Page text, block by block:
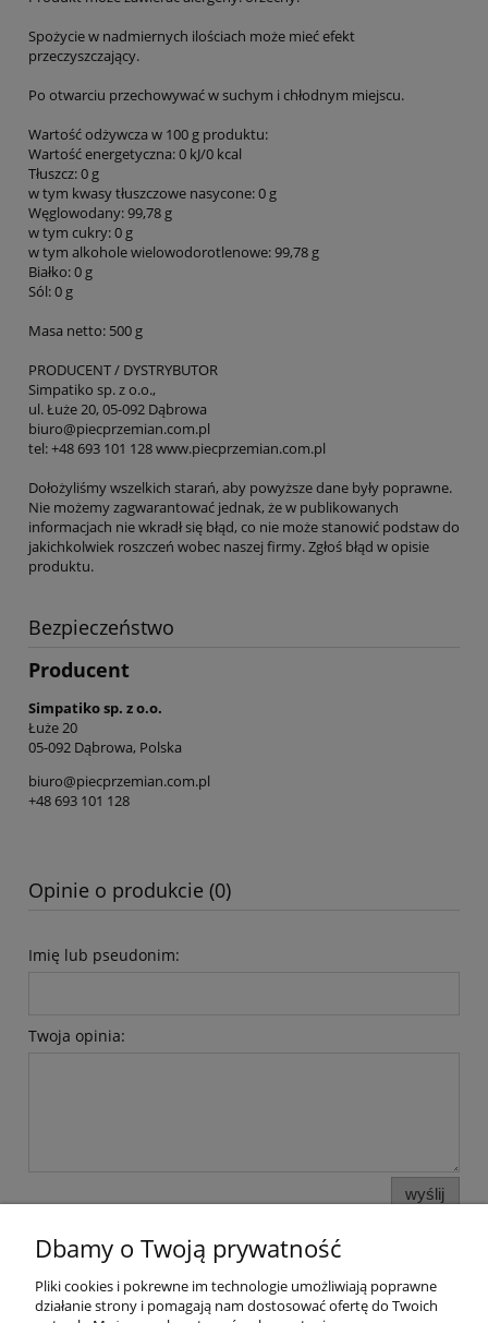
Spożycie w nadmiernych ilościach może mieć efekt
przeczyszczający.
Po otwarciu przechowywać w suchym i chłodnym miejscu.
Wartość odżywcza w 100 g produktu:
Wartość energetyczna: 0 kJ/0 kcal
Tłuszcz: 0 g
w tym kwasy tłuszczowe nasycone: 0 g
Węglowodany: 99,78 g
w tym cukry: 0 g
w tym alkohole wielowodorotlenowe: 99,78 g
Białko: 0 g
Sól: 0 g
Masa netto: 500 g
PRODUCENT / DYSTRYBUTOR
Simpatiko sp. z o.o.,
ul. Łuże 20, 05-092 Dąbrowa
biuro@piecprzemian.com.pl
tel: +48 693 101 128 www.piecprzemian.com.pl
Dołożyliśmy wszelkich starań, aby powyższe dane były poprawne.
Nie możemy zagwarantować jednak, że w publikowanych
informacjach nie wkradł się błąd, co nie może stanowić podstaw do
jakichkolwiek roszczeń wobec naszej firmy. Zgłoś błąd w opisie
produktu.
Bezpieczeństwo
Producent
Simpatiko sp. z o.o.
Łuże 20
05-092 Dąbrowa, Polska
biuro@piecprzemian.com.pl
+48 693 101 128
Opinie o produkcie (0)
Imię lub pseudonim:
Twoja opinia:
wyślij
Pomoc
Dbamy o Twoją prywatność
Pliki cookies i pokrewne im technologie umożliwiają poprawne
działanie strony i pomagają nam dostosować ofertę do Twoich